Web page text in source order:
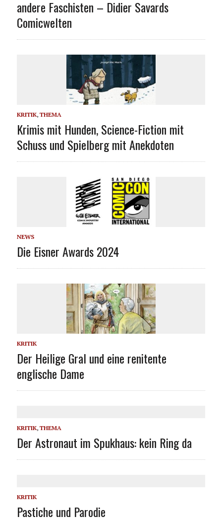
andere Faschisten – Didier Savards
Comicwelten
KRITIK, THEMA
Krimis mit Hunden, Science-Fiction mit
Schuss und Spielberg mit Anekdoten
NEWS
Die Eisner Awards 2024
KRITIK
Der Heilige Gral und eine renitente
englische Dame
KRITIK, THEMA
Der Astronaut im Spukhaus: kein Ring da
KRITIK
Pastiche und Parodie